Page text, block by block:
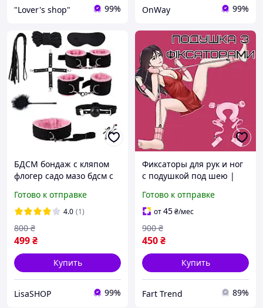
"Lover's shop" 99% OnWay 99%
БДСМ бондаж с кляпом
флогер садо мазо бдсм с
для секса 10 шт набор
Готово к отправке
4.0 (1)
499₴
800 ₴
Купить
LisaSHOP 99%
Фиксаторы для рук и ног
с подушкой под шею |
секса | BDSM (БДСМ) |
Модель 001 | Для фетиша
и интимных игр
Готово к отправке
от45₴/мес
450₴
900 ₴
Купить
Fart Trend 89%